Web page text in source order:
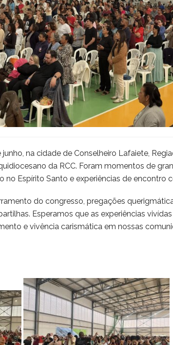
na cidade de Conselheiro Lafaiete,
da RCC. Foram momentos de
no Espírito Santo e experiências de encontro
do congresso, pregações
Esperamos que as experiências
e vivência carismática em nossas